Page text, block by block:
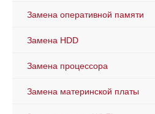
Замена оперативной памяти
Замена HDD
Замена процессора
Замена материнской платы